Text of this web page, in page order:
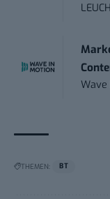
Wave
THEMEN: BT